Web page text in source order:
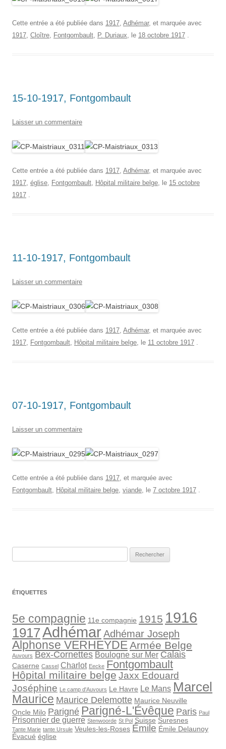
Cette entrée a été publiée dans 1917, Adhémar, et marquée avec
1917, Cloître, Fontgombault, P. Duriaux, le 18 octobre 1917 .
15-10-1917, Fontgombault
Laisser un commentaire
Cette entrée a été publiée dans 1917, Adhémar, et marquée avec
1917, église, Fontgombault, Hôpital militaire belge, le 15 octobre
1917 .
11-10-1917, Fontgombault
Laisser un commentaire
Cette entrée a été publiée dans 1917, Adhémar, et marquée avec
1917, Fontgombault, Hôpital militaire belge, le 11 octobre 1917 .
07-10-1917, Fontgombault
Laisser un commentaire
Cette entrée a été publiée dans 1917, et marquée avec
Fontgombault, Hôpital militaire belge, viande, le 7 octobre 1917 .
ÉTIQUETTES
5e compagnie 11e compagnie 1915 1916
1917AdhémarAdhémar Joseph
Alphonse VERHEYDEArmée Belge
Auvours Bex-Cornettes Boulogne sur Mer Calais
Caserne Cassel Charlot Eecke Fontgombault
Hôpital militaire belge Jaxx Edouard
Joséphine Le camp d'Auvours Le Havre Le Mans Marcel
Maurice Maurice Delemotte Maurice Neuville
Oncle Milo Parigné Parigné-L'Évêque Paris Paul
Prisonnier de guerre Stenwoorde St Pol Suisse Suresnes
Tante Marie tante Ursule Veules-les-Roses Émile Émile Delaunoy
Évacué église